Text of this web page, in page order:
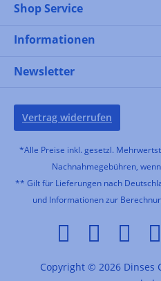
Shop Service
Informationen
Newsletter
Vertrag widerrufen
*Alle Preise inkl. gesetzl.
Nachnahmegebühren,
** Gilt für Lieferungen nach
und Informationen zur
Copyright © 2026 Dinses